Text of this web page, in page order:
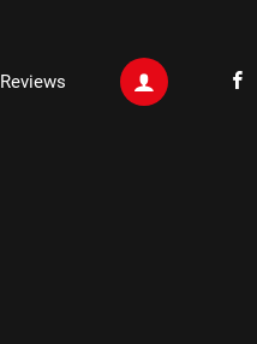
Reviews